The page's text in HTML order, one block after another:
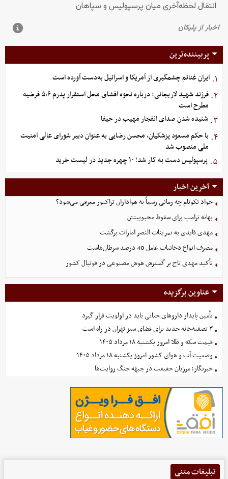
پربیننده‌ترین
۱. ایران غنائم چشمگیری از آمریکا و اسرائیل به‌دست آورده است
۲.
فرزند شهید لاریجانی: درباره نحوه افشای محل استقرار پدرم ۵،۶ فرضیه
مطرح است
۳. شنیده شدن صدای انفجار مهیب در حیفا
۴. با حکم مسعود پزشکیان، محسن رضایی به عنوان دبیر شورای عالی امنیت
ملی منصوب شد
۵. پرسپولیس دست به کار شد؛ ۱۰ چهره جدید در لیست خرید
آخرین اخبار
جواد نکونام چه زمانی رسماً به هواداران تراکتور معرفی می‌شود؟
بهانه ترامپ برای سقوط محبوبیتش
مهدی قایدی به تمرینات النصر امارات برگشت
مصرف انواع دخانیات عامل 40 درصد سرطان‌هاست
تأکید مهدی تاج بر گسترش هوش مصنوعی در فوتبال کشور
عناوین برگزیده
تأمین پایدار داروهای حیاتی باید در اولویت قرار گیرد
۳ تصفیه‌خانه جدید برای فضای سبز تهران در راه است
قیمت سکه و طلا امروز یکشنبه ۱۸ مرداد ۱۴۰۵
وضعیت آب و هوای کشور امروز یکشنبه ۱۸ مرداد ۱۴۰۵
خبرنگار؛ مرزبان حقیقت در جبهه جنگ روایت‌ها
تبلیغات متنی